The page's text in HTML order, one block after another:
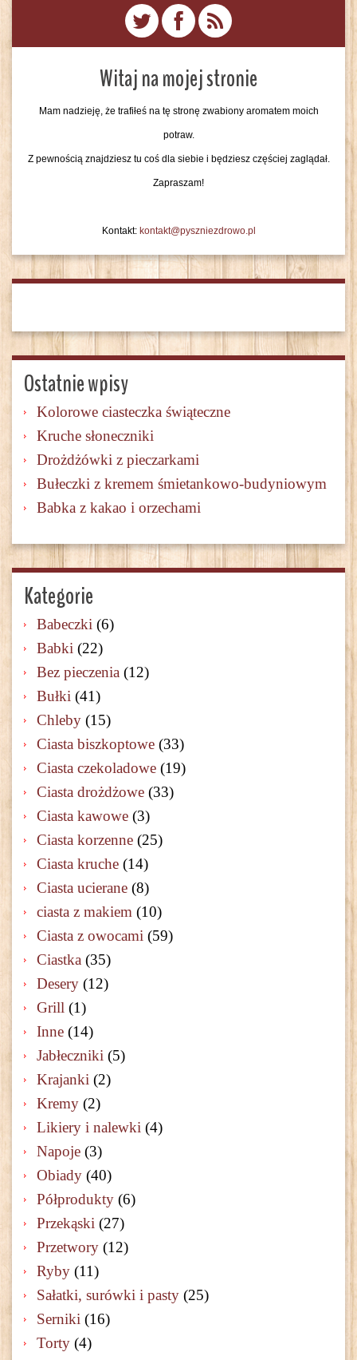
Witaj na mojej stronie
Mam nadzieję, że trafiłeś na tę stronę zwabiony aromatem moich
potraw.
Z pewnością znajdziesz tu coś dla siebie i będziesz częściej zaglądał.
Zapraszam!
Kontakt: kontakt@pyszniezdrowo.pl
Ostatnie wpisy
Kolorowe ciasteczka świąteczne
Kruche słoneczniki
Drożdżówki z pieczarkami
Bułeczki z kremem śmietankowo-budyniowym
Babka z kakao i orzechami
Kategorie
Babeczki (6)
Babki (22)
Bez pieczenia (12)
Bułki (41)
Chleby (15)
Ciasta biszkoptowe (33)
Ciasta czekoladowe (19)
Ciasta drożdżowe (33)
Ciasta kawowe (3)
Ciasta korzenne (25)
Ciasta kruche (14)
Ciasta ucierane (8)
ciasta z makiem (10)
Ciasta z owocami (59)
Ciastka (35)
Desery (12)
Grill (1)
Inne (14)
Jabłeczniki (5)
Krajanki (2)
Kremy (2)
Likiery i nalewki (4)
Napoje (3)
Obiady (40)
Półprodukty (6)
Przekąski (27)
Przetwory (12)
Ryby (11)
Sałatki, surówki i pasty (25)
Serniki (16)
Torty (4)